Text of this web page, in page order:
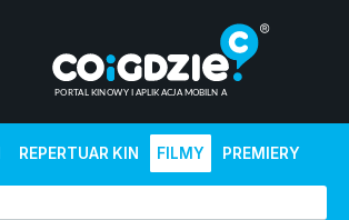
REPERTUAR KIN FILMY PREMIERY